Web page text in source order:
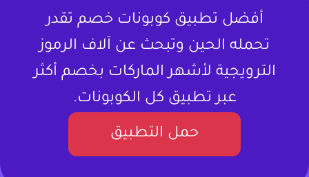
أفضل تطبيق كوبونات خصم تقدر
تحمله الحين وتبحث عن آلاف الرموز
الترويجية لأشهر الماركات بخصم أكثر
عبر تطبيق كل الكوبونات.
حمل التطبيق